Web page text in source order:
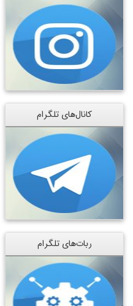
کانال‌های تلگرام
ربات‌های تلگرام